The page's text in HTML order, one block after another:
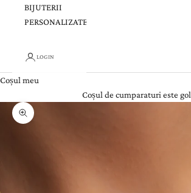
BIJUTERII
PERSONALIZATE
LOGIN
Coșul meu
Coșul de cumparaturi este gol
Zoom